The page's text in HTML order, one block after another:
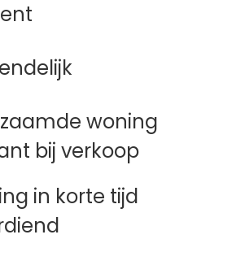
woning
bij verkoop
in korte tijd